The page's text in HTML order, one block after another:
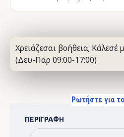
Χρειάζεσαι βοήθεια;
(Δευ-Παρ 09:00-17:00)
Ρωτήστε για
ΠΕΡΙΓΡΑΦΉ